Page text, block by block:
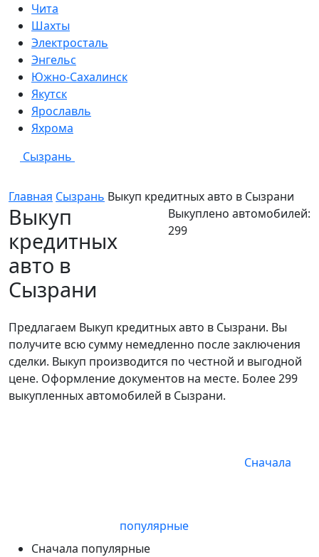
Чита
Шахты
Электросталь
Энгельс
Южно-Сахалинск
Якутск
Ярославль
Яхрома
Сызрань
Главная Сызрань Выкуп кредитных авто в Сызрани
Выкуп
кредитных
авто в
Сызрани
Выкуплено автомобилей:
299
Предлагаем Выкуп кредитных авто в Сызрани. Вы
получите всю сумму немедленно после заключения
сделки. Выкуп производится по честной и выгодной
цене. Оформление документов на месте. Более 299
выкупленных автомобилей в Сызрани.
Сначала
популярные
Сначала популярные